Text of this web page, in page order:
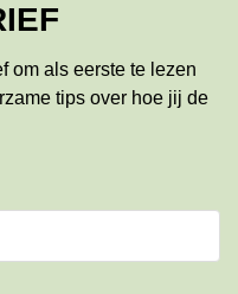
om als eerste te lezen
tips over hoe jij de